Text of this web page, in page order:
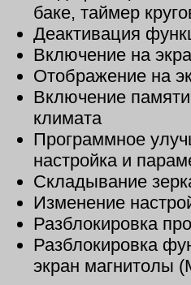
баке, таймер
Деактивация
Включение на
Отображение на
Включение
климата
Программное
настройка и
Складывание
Изменение
Разблокировка
Разблокировка
экран магнитолы